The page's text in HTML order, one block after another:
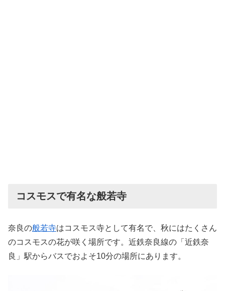
コスモスで有名な般若寺
奈良の般若寺はコスモス寺として有名で、秋にはたくさん
のコスモスの花が咲く場所です。近鉄奈良線の「近鉄奈
良」駅からバスでおよそ10分の場所にあります。